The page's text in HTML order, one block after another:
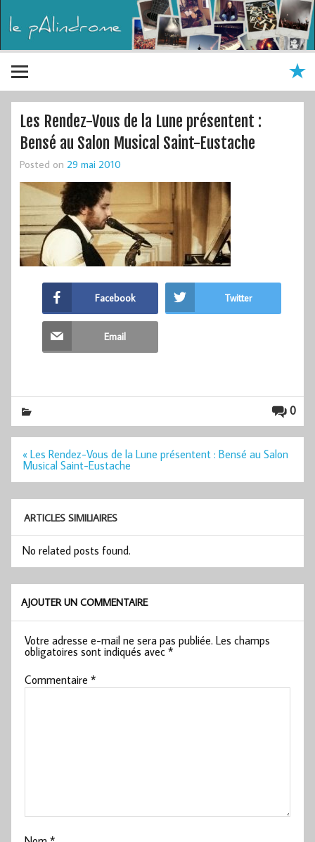
Les Rendez-Vous de la Lune présentent :
Bensé au Salon Musical Saint-Eustache
Posted on 29 mai 2010
Facebook Twitter
Email
0
Navigation
de
« Les Rendez-Vous de la Lune présentent : Bensé au Salon
Musical Saint-Eustache
ARTICLES SIMILIAIRES
No related posts found.
AJOUTER UN COMMENTAIRE
Votre adresse e-mail ne sera pas publiée. Les champs
obligatoires sont indiqués avec*
Commentaire*